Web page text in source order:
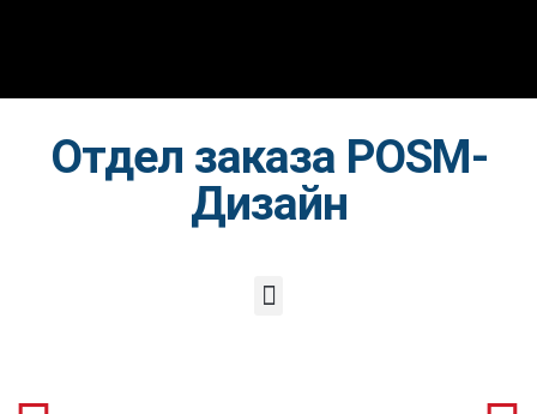
Отдел заказа POSM-
Дизайн